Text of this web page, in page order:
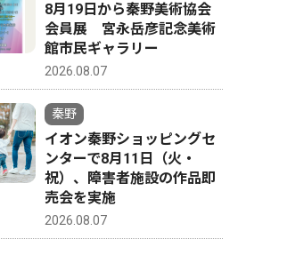
8月19日から秦野美術協会
会員展 宮永岳彦記念美術
館市民ギャラリー
2026.08.07
秦野
イオン秦野ショッピングセ
ンターで8月11日（火・
祝）、障害者施設の作品即
売会を実施
2026.08.07